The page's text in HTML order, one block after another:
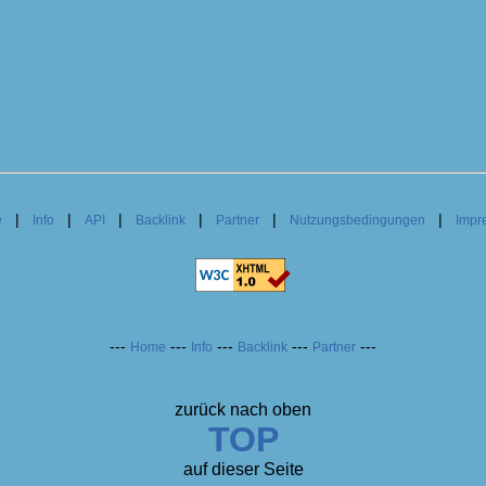
| Info | API | Backlink| Partner| Nutzungsbedingungen |
--- Home --- Info --- Backlink --- Partner ---
zurück nach oben
TOP
auf dieser Seite